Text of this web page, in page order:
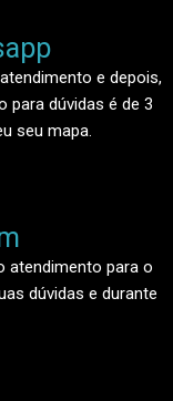
e depois,
para dúvidas é de 3
seu mapa.
atendimento para o
dúvidas e durante